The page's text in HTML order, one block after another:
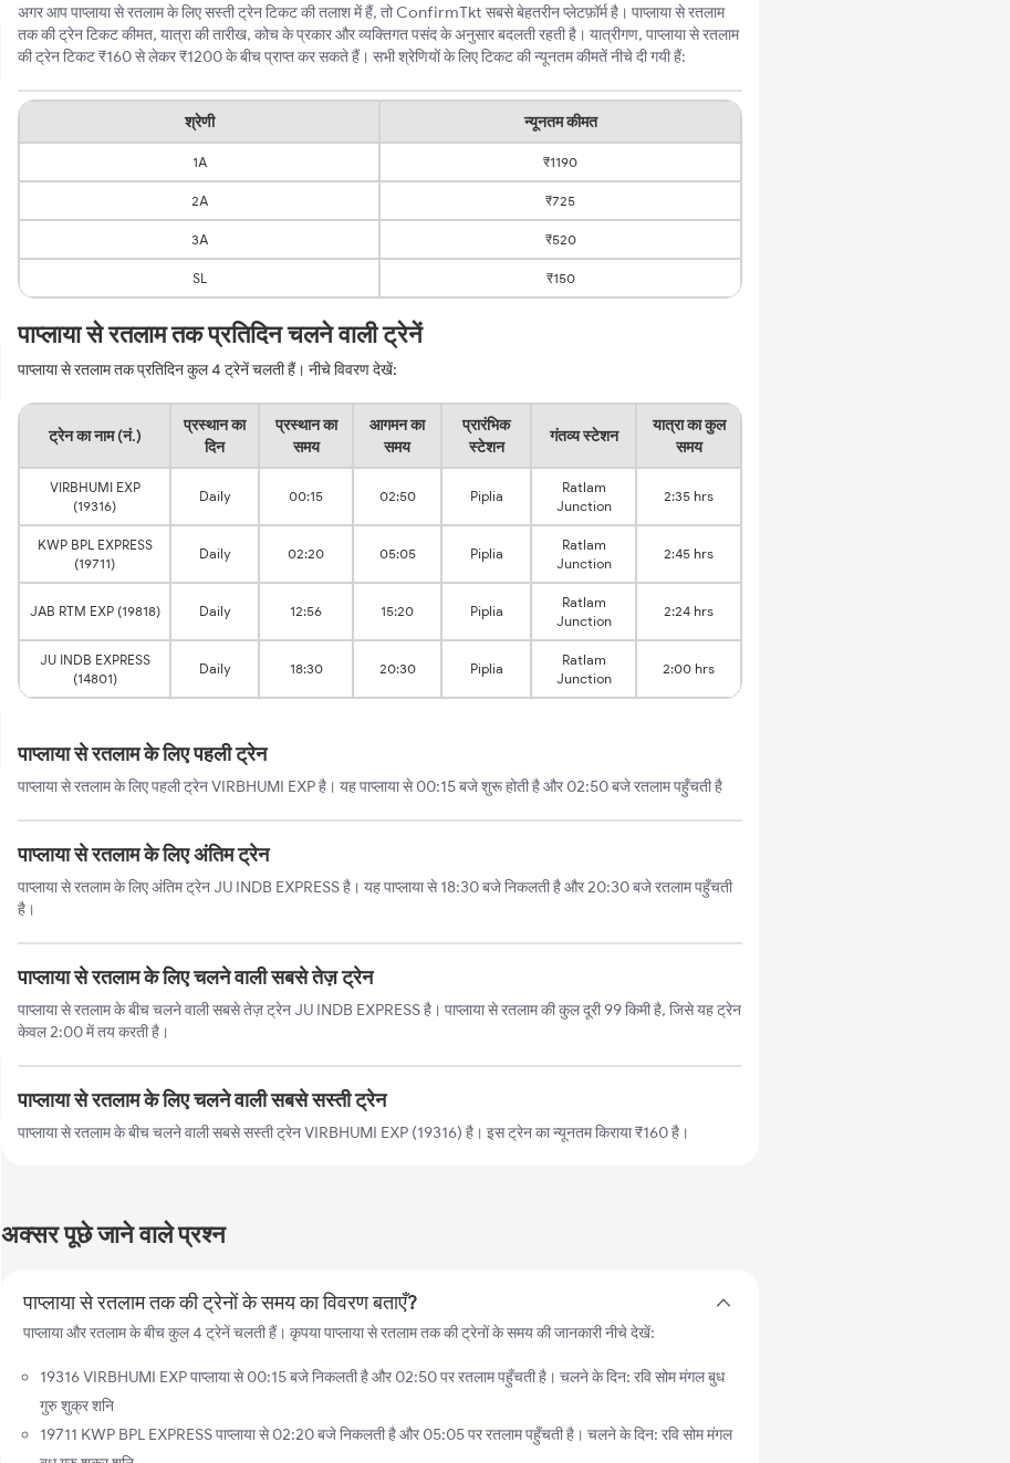
अगर आप पाप्लाया से रतलाम के लिए सस्ती ट्रेन टिकट की तलाश में हैं, तो ConfirmTkt सबसे बेहतरीन प्लेटफ़ॉर्म है। पाप्लाया से रतलाम
तक की ट्रेन टिकट कीमत, यात्रा की तारीख, कोच के प्रकार और व्यक्तिगत पसंद के अनुसार बदलती रहती है। यात्रीगण, पाप्लाया से रतलाम
की ट्रेन टिकट ₹160 से लेकर ₹1200 के बीच प्राप्त कर सकते हैं। सभी श्रेणियों के लिए टिकट की न्यूनतम कीमतें नीचे दी गयी हैं:
श्रेणी न्यूनतम कीमत
1A ₹1190
2A ₹725
3A ₹520
SL ₹150
पाप्लाया से रतलाम तक प्रतिदिन चलने वाली ट्रेनें
पाप्लाया से रतलाम तक प्रतिदिन कुल 4 ट्रेनें चलती हैं। नीचे विवरण देखें:
ट्रेन का नाम (नं.)
प्रस्थान का
दिन
प्रस्थान का
समय
आगमन का
समय
प्रारंभिक
स्टेशन
गंतव्य स्टेशन
यात्रा का कुल
समय
VIRBHUMI EXP
(19316)
Daily 00:15 02:50 Piplia
Ratlam
Junction
2:35 hrs
KWP BPL EXPRESS
(19711)
Daily 02:20 05:05 Piplia
Ratlam
Junction
2:45 hrs
JAB RTM EXP (19818) Daily 12:56 15:20 Piplia
Ratlam
Junction
2:24 hrs
JU INDB EXPRESS
(14801)
Daily 18:30 20:30 Piplia
Ratlam
Junction
2:00 hrs
पाप्लाया से रतलाम के लिए पहली ट्रेन
पाप्लाया से रतलाम के लिए पहली ट्रेन VIRBHUMI EXP है। यह पाप्लाया से 00:15 बजे शुरू होती है और 02:50 बजे रतलाम पहुँचती है
पाप्लाया से रतलाम के लिए अंतिम ट्रेन
पाप्लाया से रतलाम के लिए अंतिम ट्रेन JU INDB EXPRESS है। यह पाप्लाया से 18:30 बजे निकलती है और 20:30 बजे रतलाम पहुँचती
है।
पाप्लाया से रतलाम के लिए चलने वाली सबसे तेज़ ट्रेन
पाप्लाया से रतलाम के बीच चलने वाली सबसे तेज़ ट्रेन JU INDB EXPRESS है। पाप्लाया से रतलाम की कुल दूरी 99 किमी है, जिसे यह ट्रेन
केवल 2:00 में तय करती है।
पाप्लाया से रतलाम के लिए चलने वाली सबसे सस्ती ट्रेन
पाप्लाया से रतलाम के बीच चलने वाली सबसे सस्ती ट्रेन VIRBHUMI EXP (19316) है। इस ट्रेन का न्यूनतम किराया ₹160 है।
अक्सर पूछे जाने वाले प्रश्न
पाप्लाया से रतलाम तक की ट्रेनों के समय का विवरण बताएँ?
पाप्लाया और रतलाम के बीच कुल 4 ट्रेनें चलती हैं। कृपया पाप्लाया से रतलाम तक की ट्रेनों के समय की जानकारी नीचे देखें:
19316 VIRBHUMI EXP पाप्लाया से 00:15 बजे निकलती है और 02:50 पर रतलाम पहुँचती है। चलने के दिन: रवि सोम मंगल बुध
गुरु शुक्र शनि
19711 KWP BPL EXPRESS पाप्लाया से 02:20 बजे निकलती है और 05:05 पर रतलाम पहुँचती है। चलने के दिन: रवि सोम मंगल